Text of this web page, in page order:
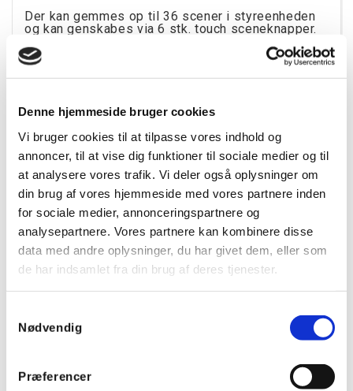
Denne hjemmeside bruger cookies
Vi bruger cookies til at tilpasse vores indhold og
annoncer, til at vise dig funktioner til sociale medier og til
at analysere vores trafik. Vi deler også oplysninger om
din brug af vores hjemmeside med vores partnere inden
for sociale medier, annonceringspartnere og
analysepartnere. Vores partnere kan kombinere disse
data med andre oplysninger, du har givet dem, eller som
de har indsamlet fra din brug af deres tjenester.
Nødvendig
Præferencer
Der kan gemmes op til 36 scener i styreenheden
og kan genskabes via 6 stk. touch sceneknapper.
En knap i midten af farvehjulet, kan bruges til at
bladre igennem scenerne eller resette en ”color
change”.
Generelle specifikationer:
Størrelse: 106 x 146 x 10mm
Vægt: 200g
USB forbindelse: Ja
WiFi forbindelse: Ja
DMX kanaler: 1024
Stand alone:
Hukommelseskapacitet (20 kanaler): 2729 steps
Power: 5-15V DC